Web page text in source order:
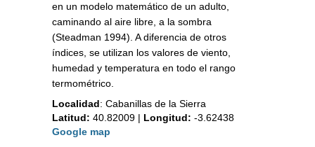
en un modelo matemático de un adulto,
caminando al aire libre, a la sombra
(Steadman 1994). A diferencia de otros
índices, se utilizan los valores de viento,
humedad y temperatura en todo el rango
termométrico.
Localidad: Cabanillas de la Sierra
Latitud: 40.82009 | Longitud: -3.62438
Google map